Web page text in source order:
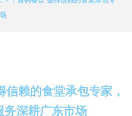
信赖的食堂承包专家，
务深耕广东市场